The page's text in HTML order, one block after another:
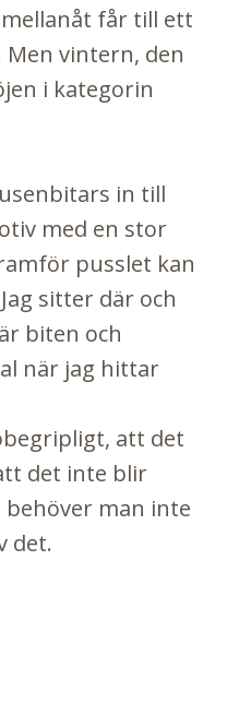
får till ett
Men vintern, den
i kategorin
in till
med en stor
pusslet kan
sitter där och
biten och
när jag hittar
att det
det inte blir
man inte
det.